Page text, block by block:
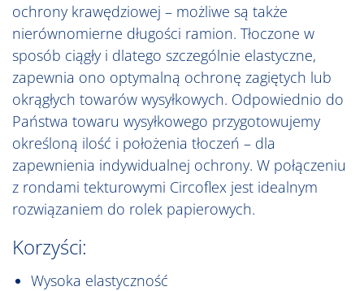
ochrony krawędziowej – możliwe są także
nierównomierne długości ramion. Tłoczone w
sposób ciągły i dlatego szczególnie elastyczne,
zapewnia ono optymalną ochronę zagiętych lub
okrągłych towarów wysyłkowych. Odpowiednio do
Państwa towaru wysyłkowego przygotowujemy
określoną ilość i położenia tłoczeń – dla
zapewnienia indywidualnej ochrony. W połączeniu
z rondami tekturowymi Circoflex jest idealnym
rozwiązaniem do rolek papierowych.
Korzyści:
Wysoka elastyczność